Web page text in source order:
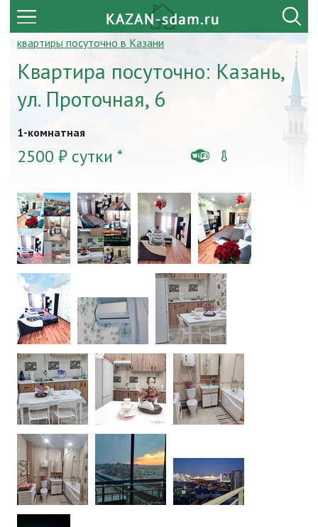
квартиры посуточно в Казани
Квартира посуточно: Казань,
ул. Проточная, 6
1-комнатная
2500 ₽ сутки *